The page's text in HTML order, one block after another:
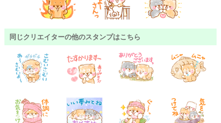
同じクリエイターの他のスタンプはこちら